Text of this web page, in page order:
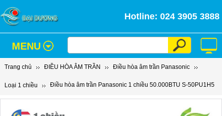
Hotline: 024 3905 3888
MENU
Trang chủ ĐIỀU HÒA ÂM TRẦN Điều hòa âm trần Panasonic
Loại 1 chiều Điều hòa âm trần Panasonic 1 chiều 50.000BTU S-50PU1H5